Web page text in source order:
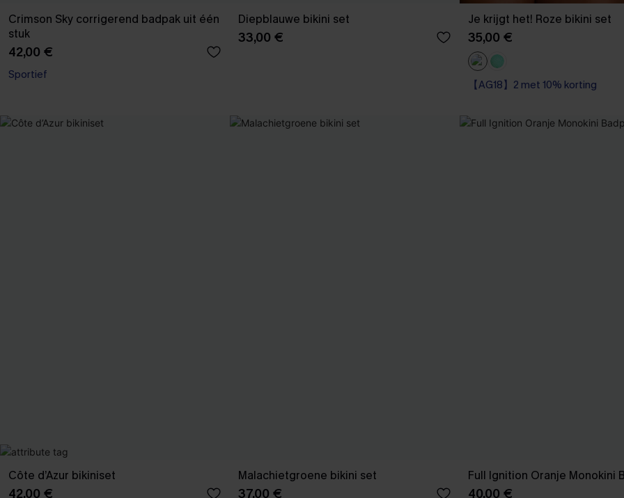
Crimson Sky corrigerend badpak uit één
stuk
42,00 €
Sportief
Diepblauwe bikini set
33,00 €
Je krijgt het! Roze bikini set
35,00 €
【AG18】2 met 10% korting
【AG18】2 met 10% korting
Côte d’Azur bikiniset
42,00 €
Malachietgroene bikini set
37,00 €
Full Ignition Oranje Monokini
40,00 €